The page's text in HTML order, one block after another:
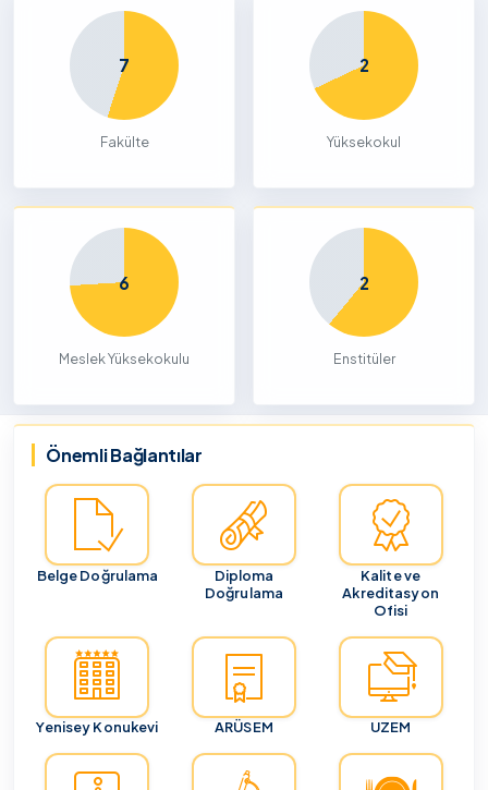
7
Fakülte
2
Yüksekokul
6
Meslek Yüksekokulu
2
Enstitüler
Önemli Bağlantılar
Belge Doğrulama
Diploma
Doğrulama
Kalite ve
Akreditasyon
Ofisi
Yenisey Konukevi ARÜSEM UZEM